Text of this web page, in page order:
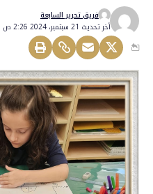
أخر تحديث 21 سبتمبر، 2024 2:26 ص
فريق تحرير السابعة